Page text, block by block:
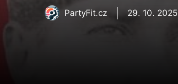
PartyFit.cz 29. 10. 2025